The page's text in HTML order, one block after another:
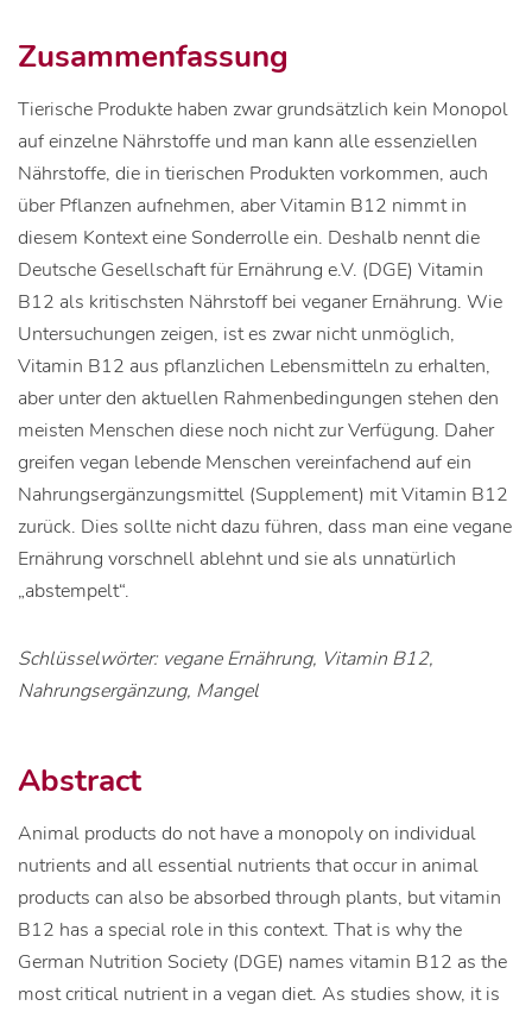
Zusammenfassung
Tierische Produkte haben zwar grundsätzlich kein Monopol
auf einzelne Nährstoffe und man kann alle essenziellen
Nährstoffe, die in tierischen Produkten vorkommen, auch
über Pflanzen aufnehmen, aber Vitamin B12 nimmt in
diesem Kontext eine Sonderrolle ein. Deshalb nennt die
Deutsche Gesellschaft für Ernährung e.V. (DGE) Vitamin
B12 als kritischsten Nährstoff bei veganer Ernährung. Wie
Untersuchungen zeigen, ist es zwar nicht unmöglich,
Vitamin B12 aus pflanzlichen Lebensmitteln zu erhalten,
aber unter den aktuellen Rahmenbedingungen stehen den
meisten Menschen diese noch nicht zur Verfügung. Daher
greifen vegan lebende Menschen vereinfachend auf ein
Nahrungsergänzungsmittel (Supplement) mit Vitamin B12
zurück. Dies sollte nicht dazu führen, dass man eine vegane
Ernährung vorschnell ablehnt und sie als unnatürlich
„abstempelt“.
Schlüsselwörter: vegane Ernährung, Vitamin B12,
Nahrungsergänzung, Mangel
Abstract
Animal products do not have a monopoly on individual
nutrients and all essential nutrients that occur in animal
products can also be absorbed through plants, but vitamin
B12 has a special role in this context. That is why the
German Nutrition Society (DGE) names vitamin B12 as the
most critical nutrient in a vegan diet. As studies show, it is